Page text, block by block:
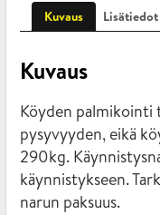
Kuvaus Lisätiedot
Kuvaus
Köyden palmikointi
pysyvyyden, eikä
290kg.
käynnistykseen.
narun paksuus.